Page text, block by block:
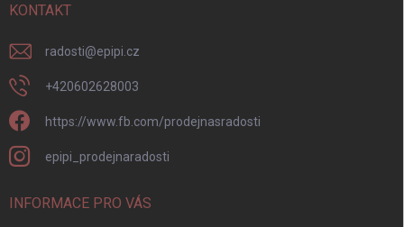
KONTAKT
radosti@epipi.cz
+420602628003
https://www.fb.com/prodejnasradosti
epipi_prodejnaradosti
INFORMACE PRO VÁS